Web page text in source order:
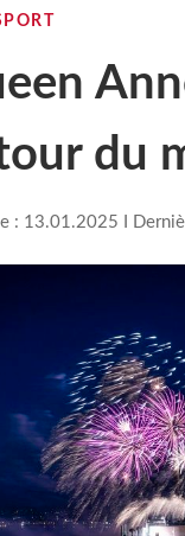
du
: 13.01.2025 I